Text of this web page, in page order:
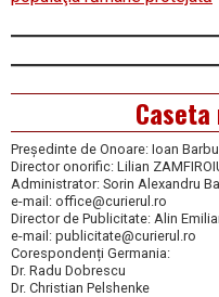
Președinte de Onoare: Ioan Barbu
Director onorific: Lilian
Administrator: Sorin Alexandru
e-mail: office@curierul.ro
Director de Publicitate: Alin
e-mail: publicitate@curierul.ro
Corespondenți Germania:
Dr. Radu Dobrescu
Dr. Christian Pelshenke